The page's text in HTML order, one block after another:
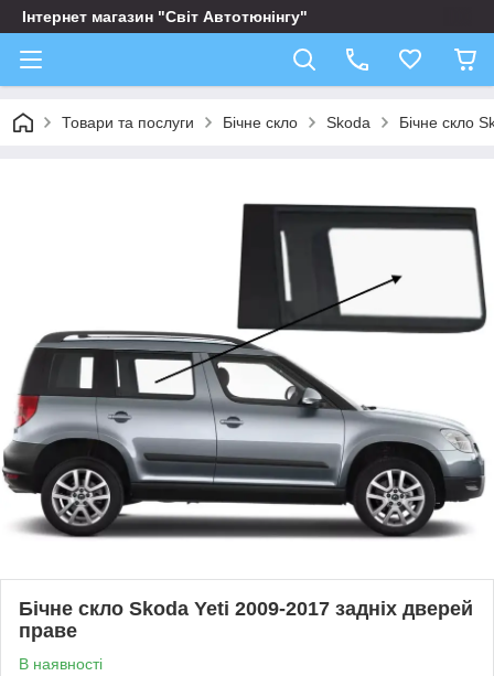
Інтернет магазин "Світ Автотюнінгу"
Товари та послуги Бічне скло Skoda Бічне скло
Бічне скло Skoda Yeti 2009-2017 задніх дверей
праве
В наявності